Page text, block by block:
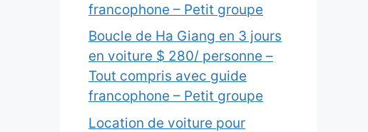
francophone – Petit groupe
Boucle de Ha Giang en 3 jours
en voiture $ 280/ personne –
Tout compris avec guide
francophone – Petit groupe
Location de voiture pour